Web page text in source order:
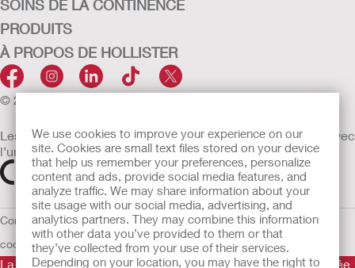
We use cookies to improve your experience on our
site. Cookies are small text files stored on your device
that help us remember your preferences, personalize
content and ads, provide social media features, and
analyze traffic. We may share information about your
site usage with our social media, advertising, and
analytics partners. They may combine this information
with other data you’ve provided to them or that
they’ve collected from your use of their services.
Depending on your location, you may have the right to
SOINS DE LA CONTINENCE
PRODUITS
À PROPOS DE HOLLISTER
© 2026 Hollister Incorporated
Les dispositifs médicaux vendus dans l’UE sont marqués avec
l’un des symboles suivants selon le besoin
Conditions d'utilisationPolitique de confidentialitéUtilisation des
cookies UE Avis au Dénonciateur
La Gamme de produits Hollister stomathérapie est constituée